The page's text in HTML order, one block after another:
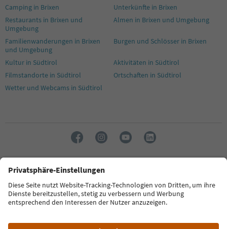
Camping in Brixen
Unterkünfte in Brixen
Restaurants in Brixen und
Umgebung
Almen in Brixen und Umgebung
Familienwanderungen in Brixen
und Umgebung
Burgen und Schlösser in Brixen
Kultur in Südtirol
Aktivitäten in Südtirol
Filmstandorte in Südtirol
Ortschaften in Südtirol
Wetter und Webcams in Südtirol
Sprache: Deutsch
FAQ Kontakt Presse MICE Datenschutzerklärung
Zugänglichkeitserklärung